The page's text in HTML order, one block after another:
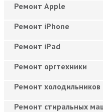
Ремонт Apple
Ремонт iPhone
Ремонт iPad
Ремонт оргтехники
Ремонт холодильников
Ремонт стиральных